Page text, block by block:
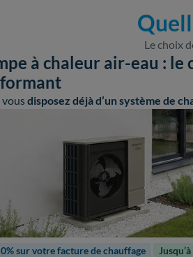
Le choix
à chaleur air-eau : le
vousdisposez déjà d’un système de
sur votre facture de chauffage